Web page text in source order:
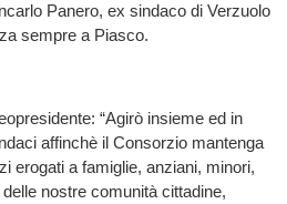
Panero, ex sindaco di Verzuolo
sempre a Piasco.
“Agirò insieme ed in
affinchè il Consorzio mantenga
erogati a famiglie, anziani, minori,
nostre comunità cittadine,